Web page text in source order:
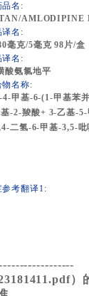
品名:
AMLODIPINE
译名:
毫克/5毫克 98片/盒
译名:
酸氨氯地平
物名称:
甲基-6-(1-甲基苯
-2-羧酸+ 3-乙基-
二氢-6-甲基-3,5-
考翻译1: